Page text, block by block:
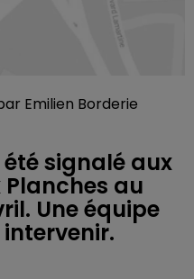
Emilien Borderie
signalé aux
au
Une équipe